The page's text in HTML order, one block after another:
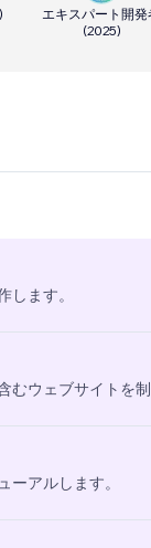
)
エキスパート開発
(2025)
ます。
ウェブサイトを制
アルします。